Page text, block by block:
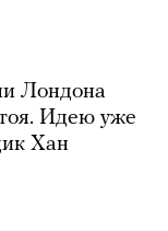
Лондона
Идею уже
Хан